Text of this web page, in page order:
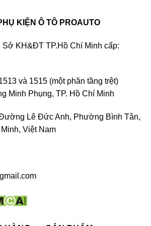
được ra mắt lần đầu tiên vào
và ô tô. Ntech cung cấp đa dạng
nhiều tính năng vượt trội.
KIỆN Ô TÔ PROAUTO
Sở KH&ĐT TP.Hồ Chí Minh cấp:
và 1515 (một phần tầng trệt)
Minh Phụng, TP. Hồ Chí Minh
Lê Đức Anh, Phường Bình Tân,
Việt Nam